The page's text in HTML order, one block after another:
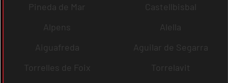
Pineda de Mar
Castellbisbal
Alpens
Alella
Aiguafreda
Aguilar de Segarra
Torrelles de Foix
Torrelavit